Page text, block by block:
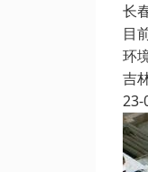
长
目
环
吉
23-